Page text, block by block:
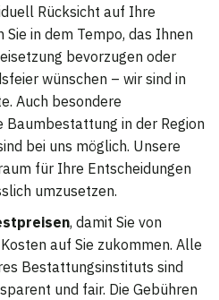
Rücksicht auf Ihre
in dem Tempo, das Ihnen
bevorzugen oder
wünschen – wir sind in
Auch besondere
in der Region
bei uns möglich. Unsere
für Ihre Entscheidungen
umzusetzen.
, damit Sie von
auf Sie zukommen. Alle
Bestattungsinstituts sind
und fair. Die Gebühren